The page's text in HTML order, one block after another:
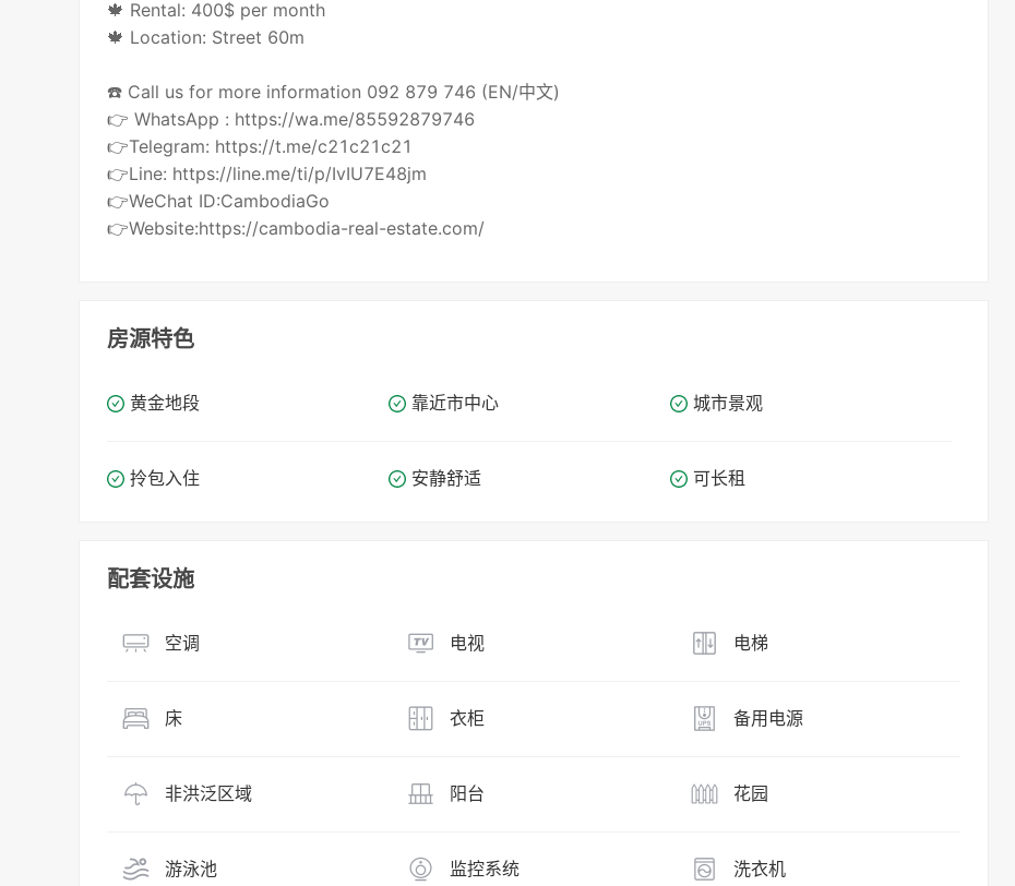
🍁 Rental: 400$ per month
🍁 Location: Street 60m
☎️ Call us for more information 092 879 746 (EN/中文)
👉 WhatsApp : https://wa.me/85592879746
👉Telegram: https://t.me/c21c21c21
👉Line: https://line.me/ti/p/IvIU7E48jm
👉WeChat ID:CambodiaGo
👉Website:https://cambodia-real-estate.com/
房源特色
黄金地段 靠近市中心 城市景观
拎包入住 安静舒适 可长租
配套设施
空调 电视 电梯
床 衣柜 备用电源
非洪泛区域 阳台 花园
游泳池 监控系统 洗衣机